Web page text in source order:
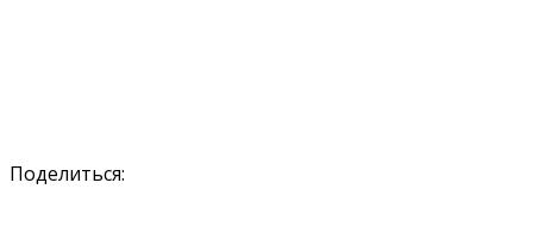
Поделиться: